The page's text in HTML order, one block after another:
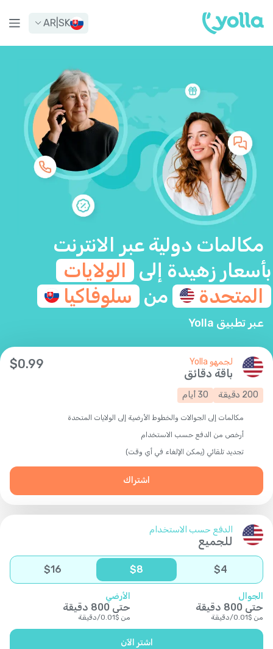
SK
AR
مكالمات دولية عبر الانترنت
بأسعار زهيدة إلى
الولايات
المتحدة
من سلوفاكيا
عبر تطبيق Yolla
لجمهو Yolla
باقة دقائق
$0.99
200 دقيقة 30 أيام
مكالمات إلى الجوالات والخطوط الأرضية إلى الولايات المتحدة
أرخص من الدفع حسب الاستخدام
تجديد تلقائي (يمكن الإلغاء في أي وقت)
اشتراك
الدفع حسب الاستخدام
للجميع
$4
$8
$16
الجوال
حتى 800 دقيقة
من $
0.01
/دقيقة
الأرضي
حتى 800 دقيقة
من $
0.01
/دقيقة
اشتر الآن